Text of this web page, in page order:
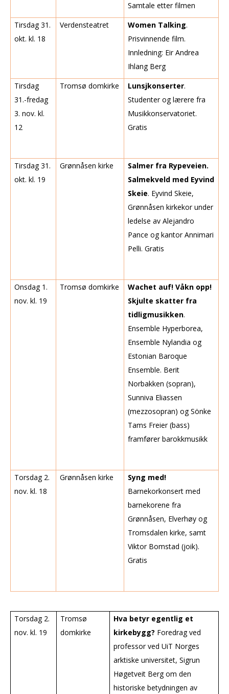
Samtale etter filmen
Tirsdag 31.
okt. kl. 18
Verdensteatret Women Talking.
Prisvinnende film.
Innledning: Eir Andrea
Ihlang Berg
Tirsdag
31.-fredag
3. nov. kl.
12
Tromsø domkirke Lunsjkonserter.
Studenter og lærere fra
Musikkonservatoriet.
Gratis
Tirsdag 31.
okt. kl. 19
Grønnåsen kirke
Salmer fra Rypeveien.
Salmekveld med Eyvind
Skeie. Eyvind Skeie,
Grønnåsen kirkekor under
ledelse av Alejandro
Pance og kantor Annimari
Pelli. Gratis
Onsdag 1.
nov. kl. 19
Tromsø domkirke
Wachet auf! Våkn opp!
Skjulte skatter fra
tidligmusikken.
Ensemble Hyperborea,
Ensemble Nylandia og
Estonian Baroque
Ensemble. Berit
Norbakken (sopran),
Sunniva Eliassen
(mezzosopran) og Sönke
Tams Freier (bass)
framfører barokkmusikk
Torsdag 2.
nov. kl. 18
Grønnåsen kirke
Syng med!
Barnekorkonsert med
barnekorene fra
Grønnåsen, Elverhøy og
Tromsdalen kirke, samt
Viktor Bomstad (joik).
Gratis
Torsdag 2.
nov. kl. 19
Tromsø
domkirke
Hva betyr egentlig et
kirkebygg? Foredrag ved
professor ved UiT Norges
arktiske universitet, Sigrun
Høgetveit Berg om den
historiske betydningen av